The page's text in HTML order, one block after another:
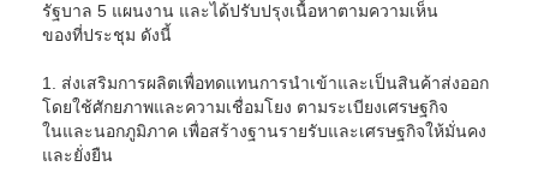
รัฐบาล 5 แผนงาน และได้ปรับปรุงเนื้อหาตามความเห็น
ของที่ประชุม ดังนี้
1. ส่งเสริมการผลิตเพื่อทดแทนการนำเข้าและเป็นสินค้าส่งออก
โดยใช้ศักยภาพและความเชื่อมโยง ตามระเบียงเศรษฐกิจ
ในและนอกภูมิภาค เพื่อสร้างฐานรายรับและเศรษฐกิจให้มั่นคง
และยั่งยืน